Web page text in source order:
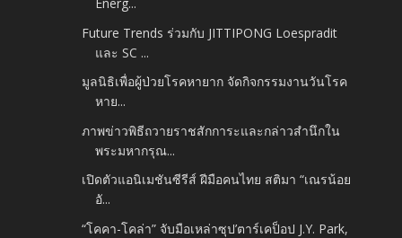
Energ...
Future Trends ร่วมกับ JITTIPONG Loespradit
และ SC ...
มูลนิธิเพื่อผู้ป่วยโรคหายาก จัดกิจกรรมงานวันโรค
หาย...
ภาพข่าวพิธีถวายราชสักการะและกล่าวสำนึกใน
พระมหากรุณ...
เปิดตัวแอนิเมชันซีรีส์ ฝีมือคนไทย สติมา “เณรน้อย
อั...
“โคคา-โคล่า” จับมือเหล่าซุป’ตาร์เคป็อป J.Y. Park,